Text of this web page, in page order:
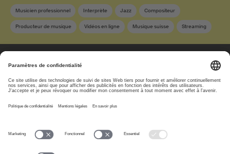
Musicien professionnel Interprète Jazz Compositeur
Producteur de musique Vidéos en ligne Musique suisse Streaming
www.suisa.ch
À propos
Clause de non-
responsabilité